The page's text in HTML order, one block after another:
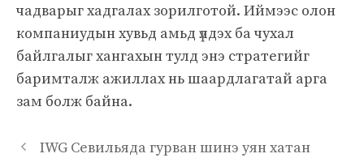
чадварыг хадгалах зорилготой. Иймээс олон
компаниудын хувьд амьд үлдэх ба чухал
байлгалыг хангахын тулд энэ стратегийг
баримталж ажиллах нь шаардлагатай арга
зам болж байна.
IWG Севильяда гурван шинэ уян хатан